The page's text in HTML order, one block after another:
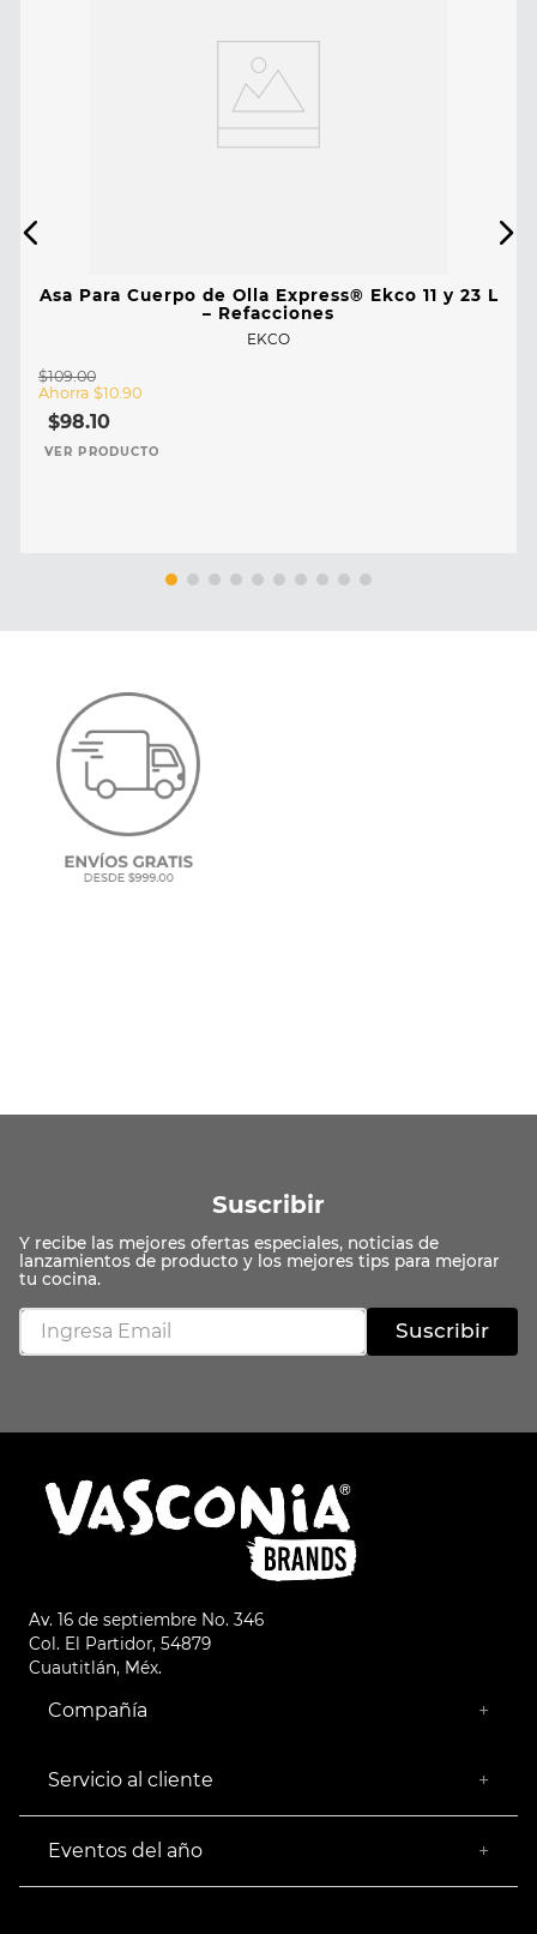
Asa Para Cuerpo de Olla Express® Ekco 11 y 23 L
– Refacciones
EKCO
$109.00
Ahorra $10.90
$98.10
VER PRODUCTO
Suscribir
Suscribir
Av. 16 de septiembre No. 346
Col. El Partidor, 54879
Cuautitlán, Méx.
Compañía +
Empresa Socialmente Responsable
Servicio al cliente +
Facturación
Devoluciones
Eventos del año +
Buen Fin